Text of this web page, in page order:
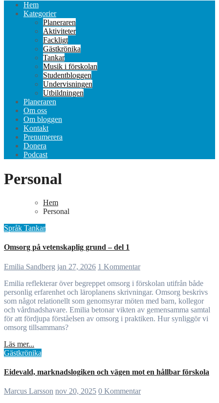
Hem
Kategorier
Planeraren
Aktiviteter
Fackligt
Gästkrönika
Tankar
Musik i förskolan
Studentbloggen
Undervisningen
Utbildningen
Planeraren
Om oss
Om bloggen
Kontakt
Prenumerera
Donera
Podcast
Personal
Hem
Personal
Språk Tankar
Omsorg på vetenskaplig grund – del 1
Emilia Sandberg jan 27, 2026 1 Kommentar
Emilia reflekterar över begreppet omsorg i förskolan utifrån både
personlig erfarenhet och läroplanens skrivningar. Omsorg beskrivs
som något relationellt som genomsyrar möten med barn, kollegor
och vårdnadshavare. Emilia betonar vikten av gemensamma samtal
för att fördjupa förståelsen av omsorg i praktiken. Hur synliggör vi
omsorg tillsammans?
Läs mer...
Gästkrönika
Eidevald, marknadslogiken och vägen mot en hållbar förskola
Marcus Larsson nov 20, 2025 0 Kommentar